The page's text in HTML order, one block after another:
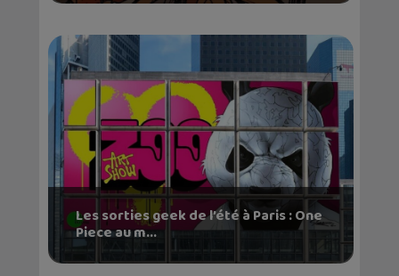
Les sorties geek de l’été à Paris : One
Piece au m...